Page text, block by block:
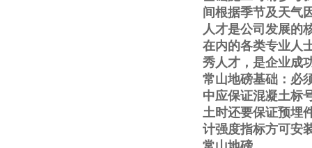
间根据季节及天气
人才是公司发展的
在内的各类专业人
秀人才，是企业成
常山地磅基础：必
中应保证混凝土标
土时还要保证预埋
计强度指标方可安